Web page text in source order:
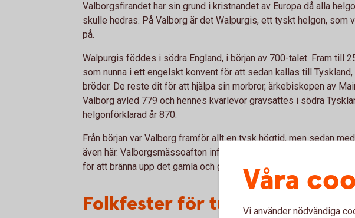
Valborgsfirandet har sin grund i kristnandet av Europa då alla
skulle hedras. På Valborg är det Walpurgis, ett tyskt helgon, som
på.
Walpurgis föddes i södra England, i början av 700-talet. Fram till
som nunna i ett engelskt konvent för att sedan kallas till
bröder. De reste dit för att hjälpa sin morbror, ärkebiskopen av
Valborg avled 779 och hennes kvarlevor gravsattes i södra
helgonförklarad år 870.
Från början var Valborg framför allt en tysk högtid, men sedan
även här. Valborgsmässoafton infaller alltid den sista april och
för att bränna upp det gamla och ge plats för det nya när våren är
Folkfester för tusentals
Våra
Vi använder nödvändiga